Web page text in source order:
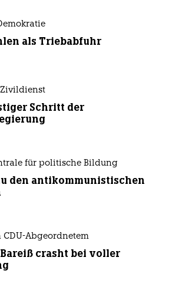
als Triebabfuhr
Schritt der
für politische Bildung
den antikommunistischen
Abgeordnetem
crasht bei voller